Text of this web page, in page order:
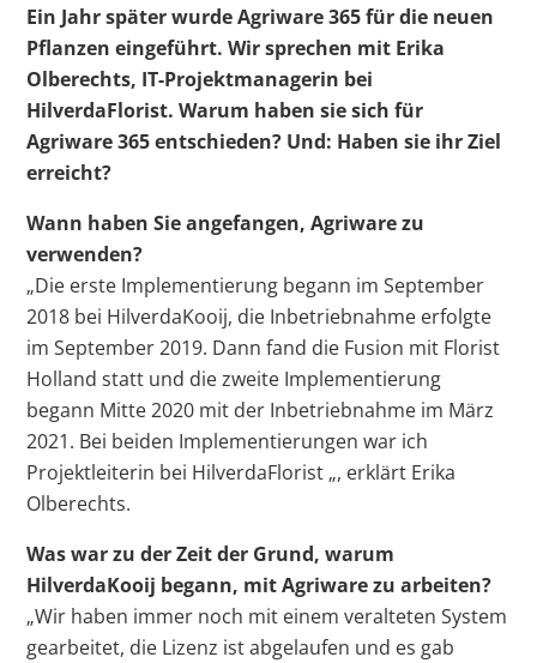
Ein Jahr später wurde Agriware 365 für die neuen
Pflanzen eingeführt. Wir sprechen mit Erika
Olberechts, IT-Projektmanagerin bei
HilverdaFlorist. Warum haben sie sich für
Agriware 365 entschieden? Und: Haben sie ihr Ziel
erreicht?
Wann haben Sie angefangen, Agriware zu
verwenden?
„Die erste Implementierung begann im September
2018 bei HilverdaKooij, die Inbetriebnahme erfolgte
im September 2019. Dann fand die Fusion mit Florist
Holland statt und die zweite Implementierung
begann Mitte 2020 mit der Inbetriebnahme im März
2021. Bei beiden Implementierungen war ich
Projektleiterin bei HilverdaFlorist „, erklärt Erika
Olberechts.
Was war zu der Zeit der Grund, warum
HilverdaKooij begann, mit Agriware zu arbeiten?
„Wir haben immer noch mit einem veralteten System
gearbeitet, die Lizenz ist abgelaufen und es gab